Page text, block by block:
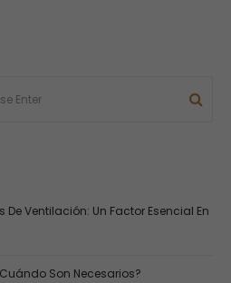
Ventilación: Un Factor Esencial En
Son Necesarios?